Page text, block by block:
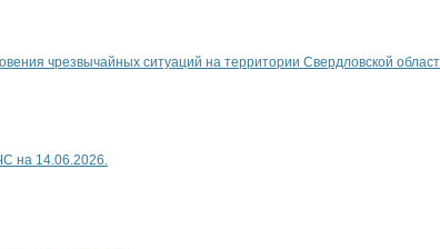
чрезвычайных ситуаций на территории Свердловской
на 14.06.2026.